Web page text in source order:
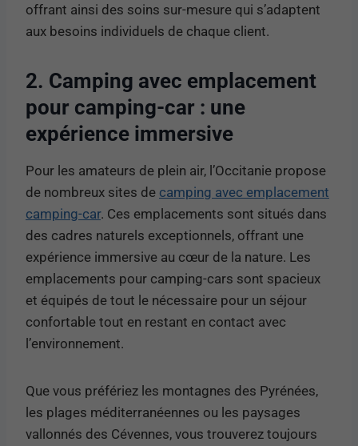
offrant ainsi des soins sur-mesure qui s’adaptent
aux besoins individuels de chaque client.
2. Camping avec emplacement
pour camping-car : une
expérience immersive
Pour les amateurs de plein air, l’Occitanie propose
de nombreux sites de camping avec emplacement
camping-car. Ces emplacements sont situés dans
des cadres naturels exceptionnels, offrant une
expérience immersive au cœur de la nature. Les
emplacements pour camping-cars sont spacieux
et équipés de tout le nécessaire pour un séjour
confortable tout en restant en contact avec
l’environnement.
Que vous préfériez les montagnes des Pyrénées,
les plages méditerranéennes ou les paysages
vallonnés des Cévennes, vous trouverez toujours